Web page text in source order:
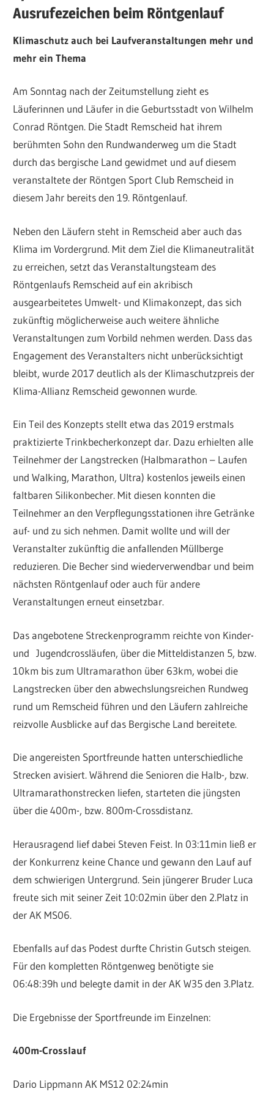
Ausrufezeichen beim Röntgenlauf
Klimaschutz auch bei Laufveranstaltungen mehr und
mehr ein Thema
Am Sonntag nach der Zeitumstellung zieht es
Läuferinnen und Läufer in die Geburtsstadt von Wilhelm
Conrad Röntgen. Die Stadt Remscheid hat ihrem
berühmten Sohn den Rundwanderweg um die Stadt
durch das bergische Land gewidmet und auf diesem
veranstaltete der Röntgen Sport Club Remscheid in
diesem Jahr bereits den 19. Röntgenlauf.
Neben den Läufern steht in Remscheid aber auch das
Klima im Vordergrund. Mit dem Ziel die Klimaneutralität
zu erreichen, setzt das Veranstaltungsteam des
Röntgenlaufs Remscheid auf ein akribisch
ausgearbeitetes Umwelt- und Klimakonzept, das sich
zukünftig möglicherweise auch weitere ähnliche
Veranstaltungen zum Vorbild nehmen werden. Dass das
Engagement des Veranstalters nicht unberücksichtigt
bleibt, wurde 2017 deutlich als der Klimaschutzpreis der
Klima-Allianz Remscheid gewonnen wurde.
Ein Teil des Konzepts stellt etwa das 2019 erstmals
praktizierte Trinkbecherkonzept dar. Dazu erhielten alle
Teilnehmer der Langstrecken (Halbmarathon – Laufen
und Walking, Marathon, Ultra) kostenlos jeweils einen
faltbaren Silikonbecher. Mit diesen konnten die
Teilnehmer an den Verpflegungsstationen ihre Getränke
auf- und zu sich nehmen. Damit wollte und will der
Veranstalter zukünftig die anfallenden Müllberge
reduzieren. Die Becher sind wiederverwendbar und beim
nächsten Röntgenlauf oder auch für andere
Veranstaltungen erneut einsetzbar.
Das angebotene Streckenprogramm reichte von Kinder-
und Jugendcrossläufen, über die Mitteldistanzen 5, bzw.
10km bis zum Ultramarathon über 63km, wobei die
Langstrecken über den abwechslungsreichen Rundweg
rund um Remscheid führen und den Läufern zahlreiche
reizvolle Ausblicke auf das Bergische Land bereitete.
Die angereisten Sportfreunde hatten unterschiedliche
Strecken avisiert. Während die Senioren die Halb-, bzw.
Ultramarathonstrecken liefen, starteten die jüngsten
über die 400m-, bzw. 800m-Crossdistanz.
Herausragend lief dabei Steven Feist. In 03:11min ließ er
der Konkurrenz keine Chance und gewann den Lauf auf
dem schwierigen Untergrund. Sein jüngerer Bruder Luca
freute sich mit seiner Zeit 10:02min über den 2.Platz in
der AK MS06.
Ebenfalls auf das Podest durfte Christin Gutsch steigen.
Für den kompletten Röntgenweg benötigte sie
06:48:39h und belegte damit in der AK W35 den 3.Platz.
Die Ergebnisse der Sportfreunde im Einzelnen:
400m-Crosslauf
Dario Lippmann AK MS12 02:24min